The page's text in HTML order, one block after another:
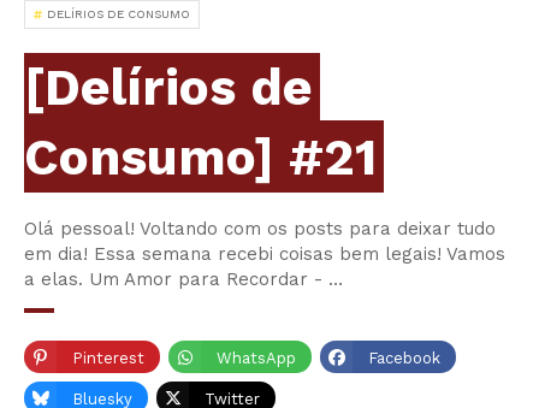
DELÍRIOS DE CONSUMO
[Delírios de
Consumo] #21
Olá pessoal! Voltando com os posts para deixar tudo
em dia! Essa semana recebi coisas bem legais! Vamos
a elas. Um Amor para Recordar - …
Pinterest WhatsApp Facebook
Bluesky Twitter